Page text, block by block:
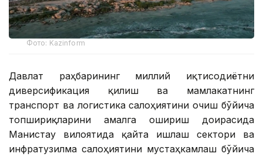
Фото: Kazinform
Давлат раҳбарининг миллий иқтисодиётни
диверсификация қилиш ва мамлакатнинг
транспорт ва логистика салоҳиятини очиш бўйича
топшириқларини амалга ошириш доирасида
Манғистау вилоятида қайта ишлаш сектори ва
инфратузилма салоҳиятини мустаҳкамлаш бўйича